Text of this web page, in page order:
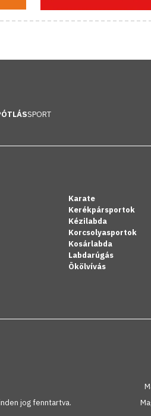
SPORT
Karate
Kerékpársportok
Kézilabda
Korcsolyasportok
Kosárlabda
Labdarúgás
Ökölvívás
jog fenntartva.